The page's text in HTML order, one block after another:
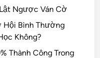
Ngược Ván Cờ
Hội Bình Thường
Không?
Thành Công Trong